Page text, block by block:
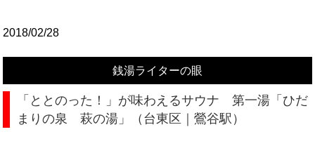
2018/02/28
銭湯ライターの眼
「ととのった！」が味わえるサウナ 第一湯「ひだ
まりの泉 萩の湯」（台東区｜鶯谷駅）